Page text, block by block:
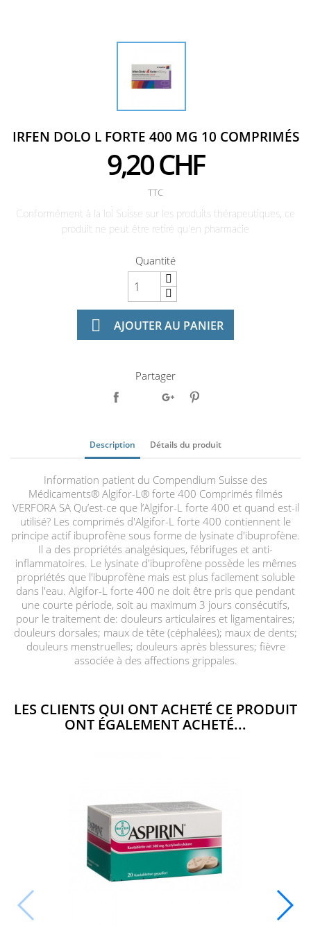
IRFEN DOLO L FORTE 400 MG 10 COMPRIMÉS
9,20 CHF
TTC
Conformément à la loi Suisse sur les produits thérapeutiques, ce
produit ne peut être retiré qu'en pharmacie
Quantité
 AJOUTER AU PANIER
Partager
Description Détails du produit
Information patient du Compendium Suisse des
Médicaments® Algifor-L® forte 400 Comprimés filmés
VERFORA SA Qu’est-ce que l’Algifor-L forte 400 et quand est-il
utilisé? Les comprimés d'Algifor-L forte 400 contiennent le
principe actif ibuprofène sous forme de lysinate d'ibuprofène.
Il a des propriétés analgésiques, fébrifuges et anti-
inflammatoires. Le lysinate d'ibuprofène possède les mêmes
propriétés que l'ibuprofène mais est plus facilement soluble
dans l'eau. Algifor-L forte 400 ne doit être pris que pendant
une courte période, soit au maximum 3 jours consécutifs,
pour le traitement de: douleurs articulaires et ligamentaires;
douleurs dorsales; maux de tête (céphalées); maux de dents;
douleurs menstruelles; douleurs après blessures; fièvre
associée à des affections grippales.
LES CLIENTS QUI ONT ACHETÉ CE PRODUIT
ONT ÉGALEMENT ACHETÉ...